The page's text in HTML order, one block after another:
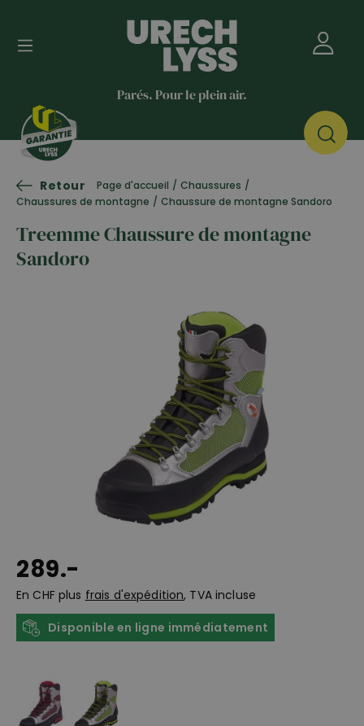
Parés. Pour le plein air.
Retour Page d'accueil / Chaussures /
Chaussures de montagne / Chaussure de montagne Sandoro
Treemme Chaussure de montagne
Sandoro
289.-
En CHF plus frais d'expédition, TVA incluse
Disponible en ligne immédiatement